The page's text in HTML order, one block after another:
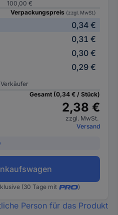
100,00 €
Verpackungspreis (zzgl. MwSt.)
0,34 €
0,31 €
0,30 €
0,29 €
Gesamt (0,34 € / Stück)
2,38 €
zzgl. MwSt.
Versand
(30 Tage mit )
Person für das Produkt